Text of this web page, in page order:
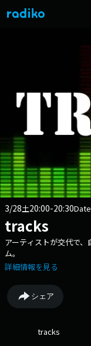
3/28土20:00-20:30
tracks
アーティストが交代で
ム。
詳細情報を見る
シェア
tracks